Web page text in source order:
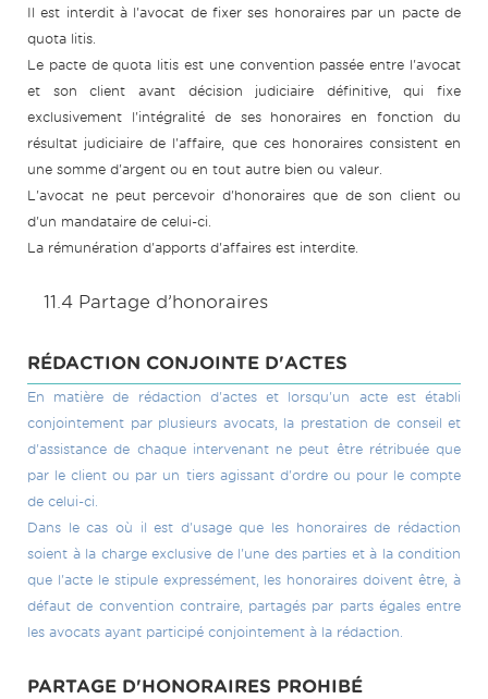
Il est interdit à l'avocat de fixer ses honoraires par un pacte de
quota litis.
Le pacte de quota litis est une convention passée entre l'avocat
et son client avant décision judiciaire définitive, qui fixe
exclusivement l'intégralité de ses honoraires en fonction du
résultat judiciaire de l'affaire, que ces honoraires consistent en
une somme d'argent ou en tout autre bien ou valeur.
L'avocat ne peut percevoir d'honoraires que de son client ou
d'un mandataire de celui-ci.
La rémunération d'apports d'affaires est interdite.
11.4 Partage d’honoraires
RÉDACTION CONJOINTE D'ACTES
En matière de rédaction d'actes et lorsqu'un acte est établi
conjointement par plusieurs avocats, la prestation de conseil et
d'assistance de chaque intervenant ne peut être rétribuée que
par le client ou par un tiers agissant d'ordre ou pour le compte
de celui-ci.
Dans le cas où il est d'usage que les honoraires de rédaction
soient à la charge exclusive de l'une des parties et à la condition
que l'acte le stipule expressément, les honoraires doivent être, à
défaut de convention contraire, partagés par parts égales entre
les avocats ayant participé conjointement à la rédaction.
PARTAGE D'HONORAIRES PROHIBÉ